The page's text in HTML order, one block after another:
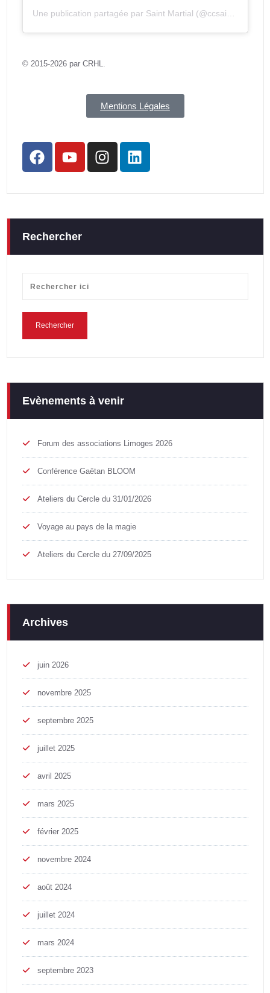
Une publication partagée par Saint Martial (@ccsaintmartial)
© 2015-2026 par CRHL.
Mentions Légales
Rechercher
Evènements à venir
Forum des associations Limoges 2026
Conférence Gaëtan BLOOM
Ateliers du Cercle du 31/01/2026
Voyage au pays de la magie
Ateliers du Cercle du 27/09/2025
Archives
juin 2026
novembre 2025
septembre 2025
juillet 2025
avril 2025
mars 2025
février 2025
novembre 2024
août 2024
juillet 2024
mars 2024
septembre 2023